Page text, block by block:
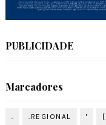
PUBLICIDADE
Marcadores
. .REGIONAL ' [